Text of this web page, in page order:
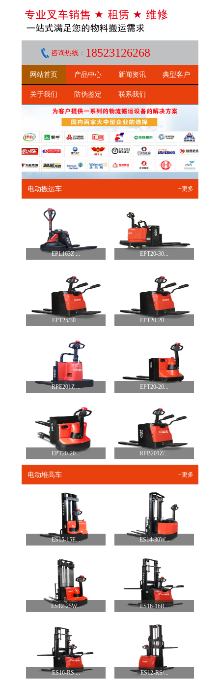
咨询热线： 18523126268
网站首页 产品中心 新闻资讯 典型客户
关于我们 防伪鉴定 联系我们
电动搬运车 +更多
EPL163Z ... EPT20-30...
EPT25/30... EPT20-20...
RPE201Z ... EPT20-20...
EPT20-20... RPB201Z/...
电动堆高车 +更多
ES15-15E... ES14-30W...
ES12-25W... ES16-16R...
ES16-RS ... ES12-RS/...